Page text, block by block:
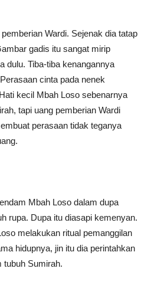
Wardi. Sejenak dia tatap
gadis itu sangat mirip
dulu. Tiba-tiba kenangannya
cinta pada nenek
kecil Mbah Loso sebenarnya
tapi uang pemberian Wardi
perasaan tidak teganya
Mbah Loso dalam dupa
rupa. Dupa itu diasapi kemenyan.
melakukan ritual pemanggilan
hidupnya, jin itu dia perintahkan
tubuh Sumirah.